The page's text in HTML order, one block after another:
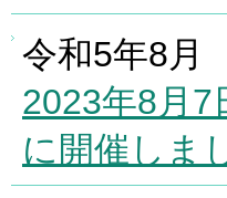
令和5年8月
2023年8月
に開催しま